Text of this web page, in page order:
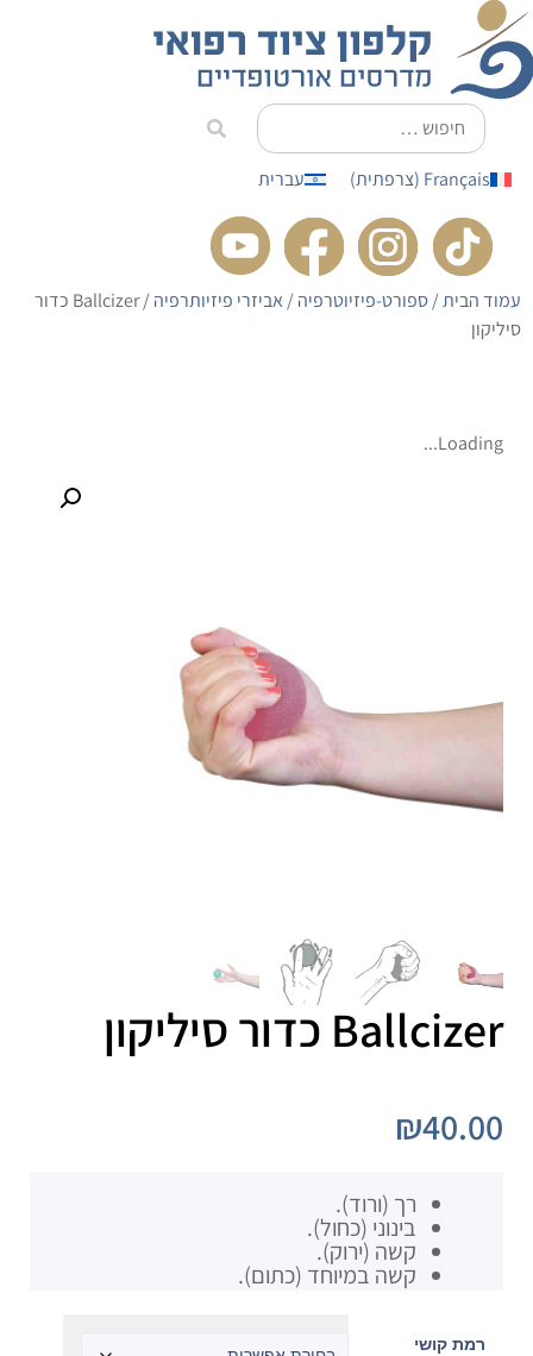
לתוכן
Français
(צרפתית) עברית
עמוד הבית/ספורט-פיזיוטרפיה/ אביזרי פיזיותרפיה
/ Ballcizer כדור
סיליקון
Loading...
Ballcizer כדור סיליקון
₪40.00
רך (ורוד).
בינוני (כחול).
קשה (ירוק).
קשה במיוחד (כתום).
רמת קושי